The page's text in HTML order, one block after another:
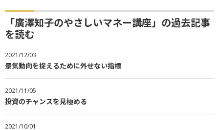
「廣澤知子のやさしいマネー講座」の過去記事
を読む
2021/12/03
景気動向を捉えるために外せない指標
2021/11/05
投資のチャンスを見極める
2021/10/01